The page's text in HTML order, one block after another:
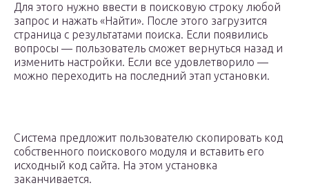
Для этого нужно ввести в поисковую строку любой
запрос и нажать «Найти». После этого загрузится
страница с результатами поиска. Если появились
вопросы — пользователь сможет вернуться назад и
изменить настройки. Если все удовлетворило —
можно переходить на последний этап установки.
Система предложит пользователю скопировать код
собственного поискового модуля и вставить его
исходный код сайта. На этом установка
заканчивается.